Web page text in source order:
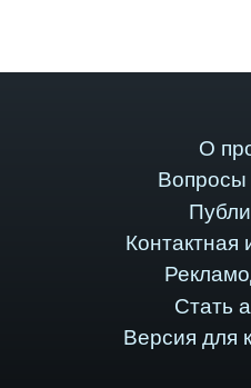
О
Вопросы
Стать
Версия для